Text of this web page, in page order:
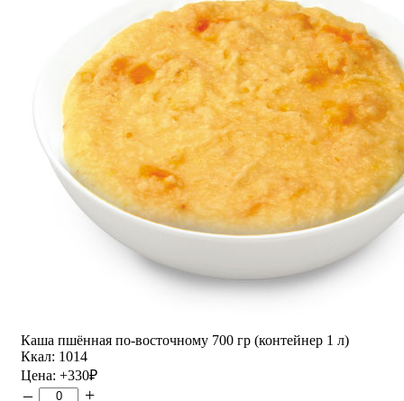
Каша пшённая по-восточному 700 гр (контейнер 1 л)
Ккал: 1014
Цена: +330₽
– +